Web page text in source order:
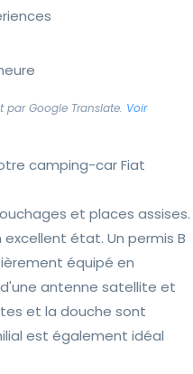
Google Translate. Voir
camping-car Fiat
et places assises.
état. Un permis B
équipé en
antenne satellite et
et la douche sont
est également idéal